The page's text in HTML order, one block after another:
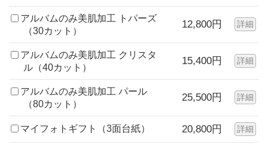
アルバムのみ美肌加工 トパーズ
（30カット）
12,800円 詳細
アルバムのみ美肌加工 クリスタ
ル（40カット）
15,400円 詳細
アルバムのみ美肌加工 パール
（80カット）
25,500円 詳細
マイフォトギフト（3面台紙） 20,800円 詳細